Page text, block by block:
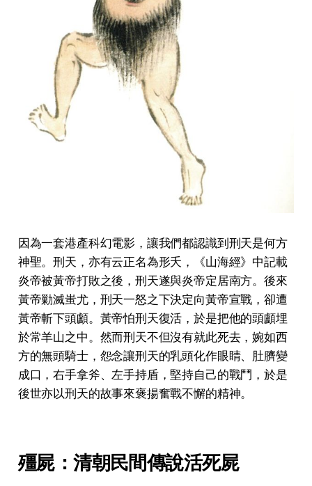
因為一套港產科幻電影，讓我們都認識到刑天是何方
神聖。刑天，亦有云正名為形夭，《山海經》中記載
炎帝被黃帝打敗之後，刑天遂與炎帝定居南方。後來
黃帝勦滅蚩尤，刑天一怒之下決定向黃帝宣戰，卻遭
黃帝斬下頭顱。黃帝怕刑天復活，於是把他的頭顱埋
於常羊山之中。然而刑天不但沒有就此死去，婉如西
方的無頭騎士，怨念讓刑天的乳頭化作眼睛、肚臍變
成口，右手拿斧、左手持盾，堅持自己的戰鬥，於是
後世亦以刑天的故事來褒揚奮戰不懈的精神。
殭屍：清朝民間傳說活死屍